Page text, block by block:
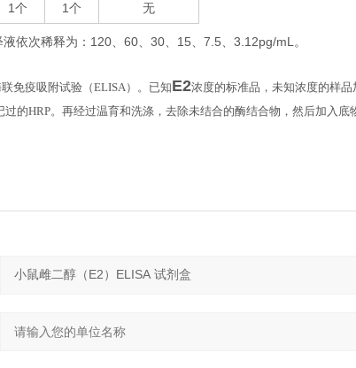
1 个 1 个 无
依次稀释为： 120、 60、 30、 15、 7.5、 3.12pg/mL 。
免疫吸附试验（ELISA）。已知E2浓度的标准品，未知浓度的样
过的HRP。再经过温育和洗涤，去除未结合的酶结合物，然后加入底